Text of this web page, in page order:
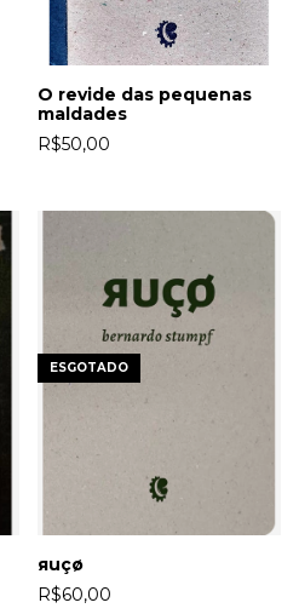
O revide das pequenas
maldades
R$50,00
ESGOTADO
яuçø
R$60,00